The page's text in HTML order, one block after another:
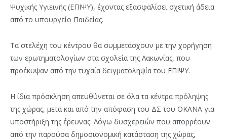
Ψυχικής Υγιεινής (ΕΠΙΨΥ), έχοντας εξασφαλίσει σχετική άδεια
από το υπουργείο Παιδείας.
Τα στελέχη του κέντρου θα συμμετάσχουν με την χορήγηση
των ερωτηματολογίων στα σχολεία της Λακωνίας, που
προέκυψαν από την τυχαία δειγματοληψία του ΕΠΙΨΥ.
Η ίδια πρόσκληση απευθύνεται σε όλα τα κέντρα πρόληψης
της χώρας, μετά και από την απόφαση του ΔΣ του ΟΚΑΝΑ για
υποστήριξη της έρευνας. Λόγω δυσχερειών που απορρέουν
από την παρούσα δημοσιονομική κατάσταση της χώρας,